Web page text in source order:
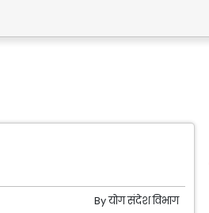
Byयोग संदेश विभाग